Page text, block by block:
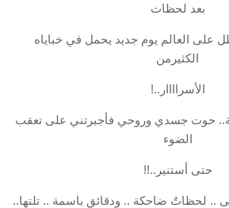
بعد لحظات
العالم يوم جديد يحمل في خباياه
الكثيرمن
الأسراااار..!
حوت جسدي وروحي فأجبرتني على تعقب
الضوء
حتى أستنير..!!
لحظاتٌ ضاحكة .. ودقائق باسمة .. تلتها..